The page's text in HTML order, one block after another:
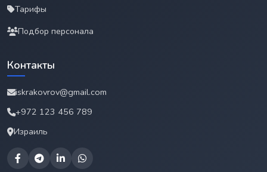
Тарифы
Подбор персонала
Контакты
iskrakovrov@gmail.com
+972 123 456 789
Израиль